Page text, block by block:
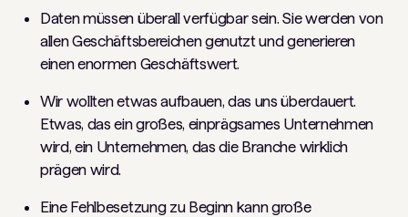
Daten müssen überall verfügbar sein. Sie werden von
allen Geschäftsbereichen genutzt und generieren
einen enormen Geschäftswert.
Wir wollten etwas aufbauen, das uns überdauert.
Etwas, das ein großes, einprägsames Unternehmen
wird, ein Unternehmen, das die Branche wirklich
prägen wird.
Eine Fehlbesetzung zu Beginn kann große